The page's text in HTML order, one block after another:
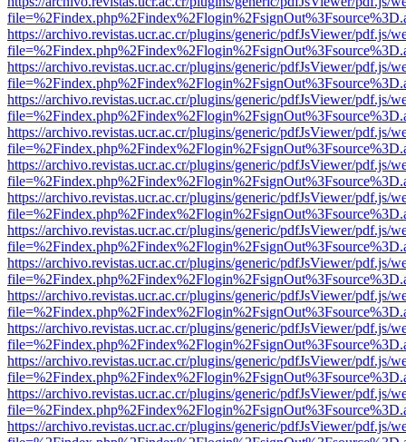
https://archivo.revistas.ucr.ac.cr/plugins/generic/pdfJsViewer/pdf.js/
https://archivo.revistas.ucr.ac.cr/plugins/generic/pdfJsViewer/pdf.js/
https://archivo.revistas.ucr.ac.cr/plugins/generic/pdfJsViewer/pdf.js/
https://archivo.revistas.ucr.ac.cr/plugins/generic/pdfJsViewer/pdf.js/
https://archivo.revistas.ucr.ac.cr/plugins/generic/pdfJsViewer/pdf.js/
https://archivo.revistas.ucr.ac.cr/plugins/generic/pdfJsViewer/pdf.js/
https://archivo.revistas.ucr.ac.cr/plugins/generic/pdfJsViewer/pdf.js/
https://archivo.revistas.ucr.ac.cr/plugins/generic/pdfJsViewer/pdf.js/
https://archivo.revistas.ucr.ac.cr/plugins/generic/pdfJsViewer/pdf.js/
https://archivo.revistas.ucr.ac.cr/plugins/generic/pdfJsViewer/pdf.js/
https://archivo.revistas.ucr.ac.cr/plugins/generic/pdfJsViewer/pdf.js/
https://archivo.revistas.ucr.ac.cr/plugins/generic/pdfJsViewer/pdf.js/
https://archivo.revistas.ucr.ac.cr/plugins/generic/pdfJsViewer/pdf.js/